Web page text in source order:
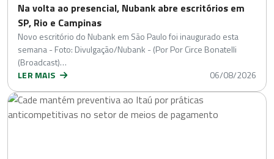
Na volta ao presencial, Nubank abre escritórios em
SP, Rio e Campinas
Novo escritório do Nubank em São Paulo foi inaugurado esta
semana - Foto: Divulgação/Nubank - (Por Por Circe Bonatelli
(Broadcast)…
LER MAIS
06/08/2026